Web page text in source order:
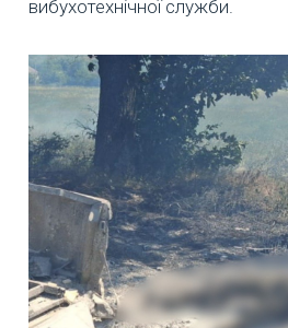
вибухотехнічної служби.